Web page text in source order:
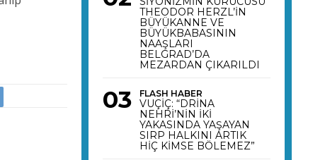
THEODOR HERZL’İN
BÜYÜKANNE VE
BÜYÜKBABASININ
NAAŞLARI
BELGRAD’DA
MEZARDAN ÇIKARILDI
FLASH HABER
VUÇİÇ: “DRİNA
NEHRİ’NİN İKİ
YAKASINDA YAŞAYAN
SIRP HALKINI ARTIK
HİÇ KİMSE BÖLEMEZ”